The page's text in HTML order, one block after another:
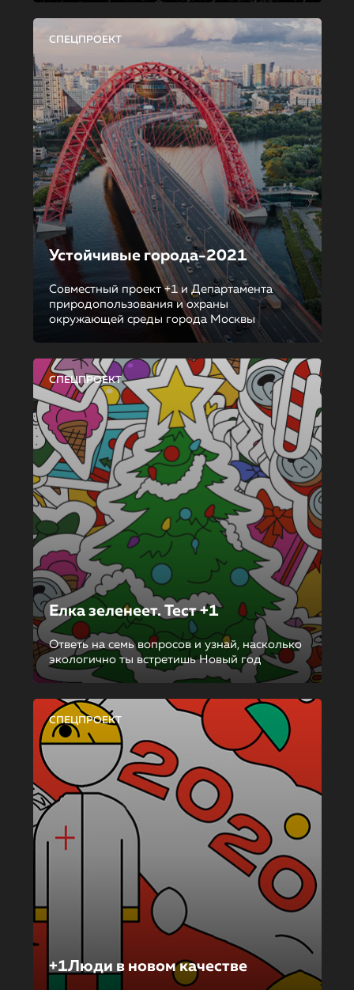
СПЕЦПРОЕКТ
Устойчивые города-2021
Совместный проект +1 и Департамента
природопользования и охраны
окружающей среды города Москвы
СПЕЦПРОЕКТ
Елка зеленеет. Тест +1
Ответь на семь вопросов и узнай, насколько
экологично ты встретишь Новый год
СПЕЦПРОЕКТ
+1Люди в новом качестве